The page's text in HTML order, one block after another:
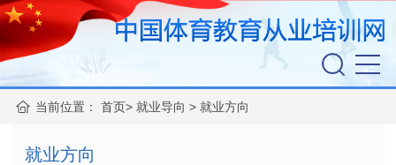
当前位置：首页>就业导向 >就业方向
就业方向